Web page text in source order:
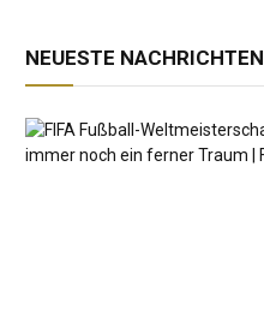
NEUESTE NACHRICHTEN